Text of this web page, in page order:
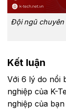
Đội ngũ chuyên
Kết luận
Với 6 lý do nổi
nghiệp của K-
nghiệp của